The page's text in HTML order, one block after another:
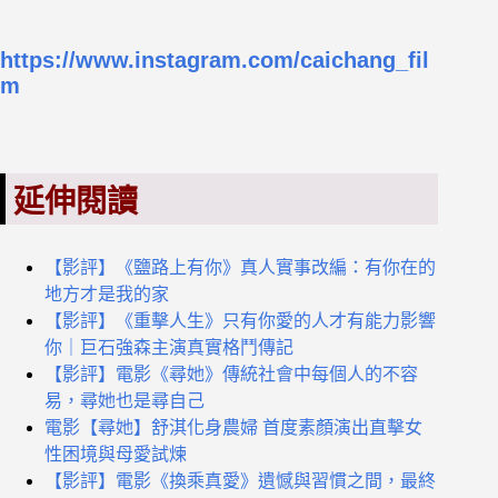
https://www.instagram.com/caichang_fil
m
延伸閱讀
【影評】《鹽路上有你》真人實事改編：有你在的
地方才是我的家
【影評】《重擊人生》只有你愛的人才有能力影響
你｜巨石強森主演真實格鬥傳記
【影評】電影《尋她》傳統社會中每個人的不容
易，尋她也是尋自己
電影【尋她】舒淇化身農婦 首度素顏演出直擊女
性困境與母愛試煉
【影評】電影《換乘真愛》遺憾與習慣之間，最終